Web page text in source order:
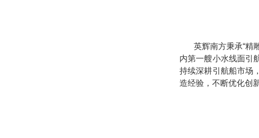
英辉南方秉承“精
内第一艘小水线面引
持续深耕引航船市场
造经验，不断优化创